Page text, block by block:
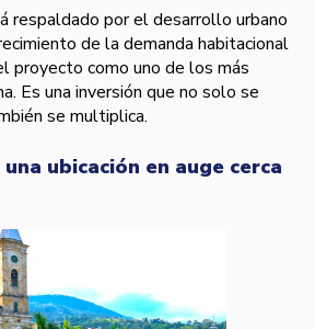
respaldado por el desarrollo urbano
de la demanda habitacional
proyecto como uno de los más
Es una inversión que no solo se
se multiplica.
ubicación en auge cerca